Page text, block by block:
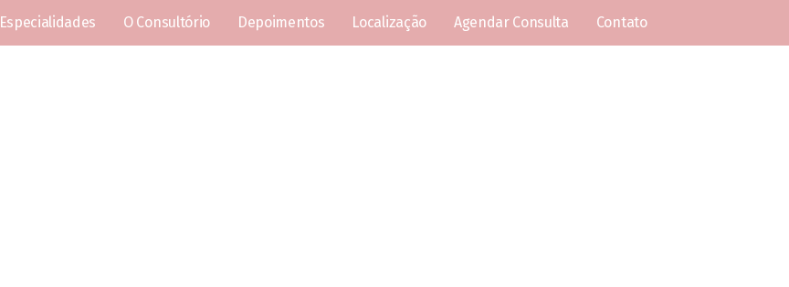
Especialidades O Consultório Depoimentos Localização Agendar Consulta Contato